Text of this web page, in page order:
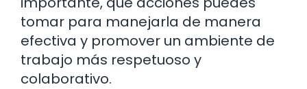
tomar para manejarla de manera
efectiva y promover un ambiente de
trabajo más respetuoso y
colaborativo.